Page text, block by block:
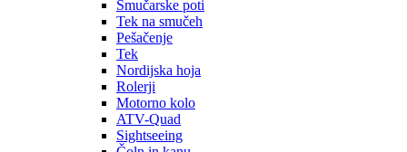
Smučarske poti
Tek na smučeh
Pešačenje
Tek
Nordijska hoja
Rolerji
Motorno kolo
ATV-Quad
Sightseeing